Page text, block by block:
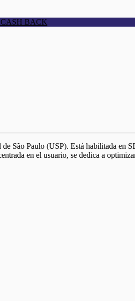
BACK
São Paulo (USP). Está habilitada en
en el usuario, se dedica a